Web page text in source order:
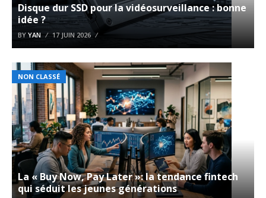
Disque dur SSD pour la vidéosurveillance : bonne
idée ?
BY YAN 17 JUIN 2026
NON CLASSÉ
La « Buy Now, Pay Later »: la tendance fintech
qui séduit les jeunes générations